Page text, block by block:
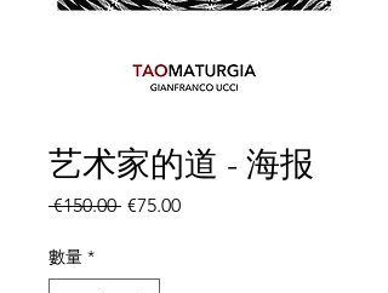
艺术家的道 - 海报
€150.00 一
格
€75.00促
數量 *